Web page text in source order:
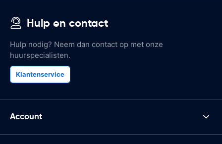
Hulp en contact
Hulp nodig? Neem dan contact op met onze
huurspecialisten.
Klantenservice
Account